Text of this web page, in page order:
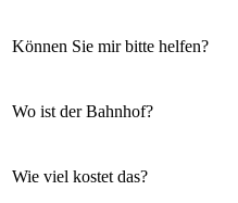
Können Sie mir bitte helfen?
Wo ist der Bahnhof?
Wie viel kostet das?